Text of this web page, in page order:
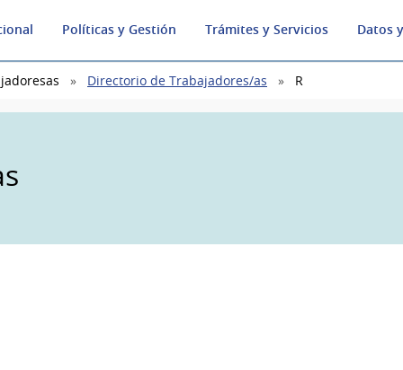
Políticas y Gestión Trámites y Servicios Datos
Directorio de Trabajadores/as R